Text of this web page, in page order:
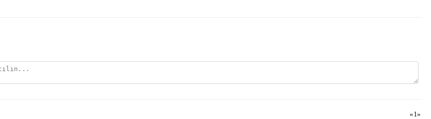
«1»